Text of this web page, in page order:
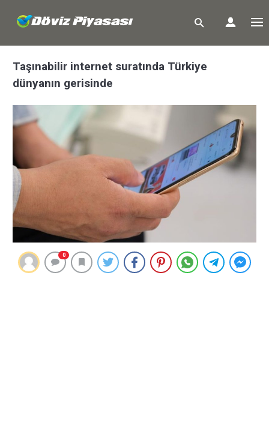
Taşınabilir internet suratında Türkiye
dünyanın gerisinde
0